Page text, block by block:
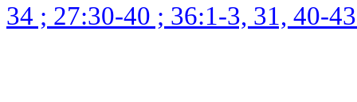
34 ; 27:30-40 ; 36:1-3, 31, 40-